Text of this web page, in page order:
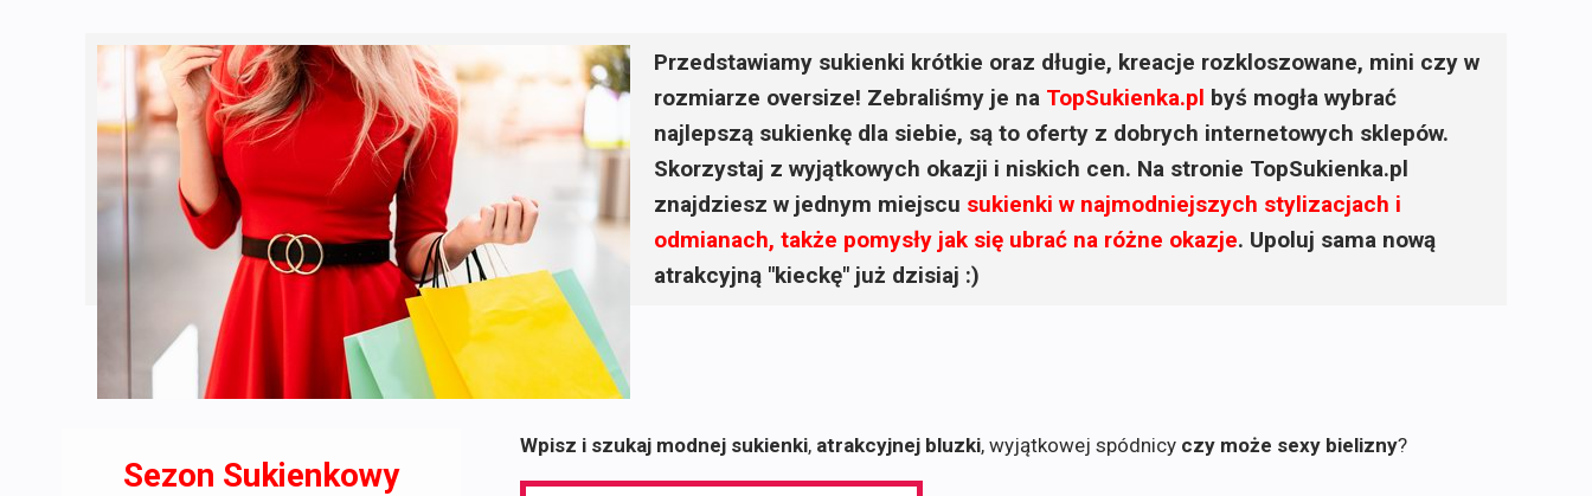
Przedstawiamy sukienki krótkie oraz długie, kreacje rozkloszowane, mini czy w
rozmiarze oversize! Zebraliśmy je na TopSukienka.pl byś mogła wybrać
najlepszą sukienkę dla siebie, są to oferty z dobrych internetowych sklepów.
Skorzystaj z wyjątkowych okazji i niskich cen. Na stronie TopSukienka.pl
znajdziesz w jednym miejscu sukienki w najmodniejszych stylizacjach i
odmianach, także pomysły jak się ubrać na różne okazje. Upoluj sama nową
atrakcyjną "kieckę" już dzisiaj :)
Wpisz i szukaj modnej sukienki, atrakcyjnej bluzki, wyjątkowej spódnicy czy może sexy bielizny?
Sezon Sukienkowy